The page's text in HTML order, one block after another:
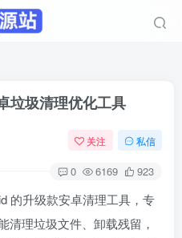
垃圾清理优化工具
关注 私信
0 6169 923
的升级款安卓清理工具，专
清理垃圾文件、卸载残留，